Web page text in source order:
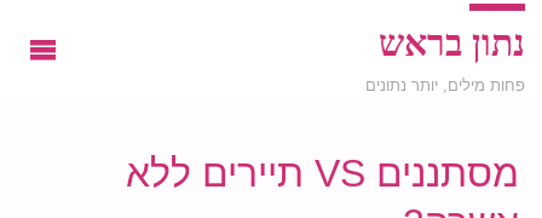
נתון בראש
פחות מילים, יותר נתונים
מסתננים VS תיירים ללא